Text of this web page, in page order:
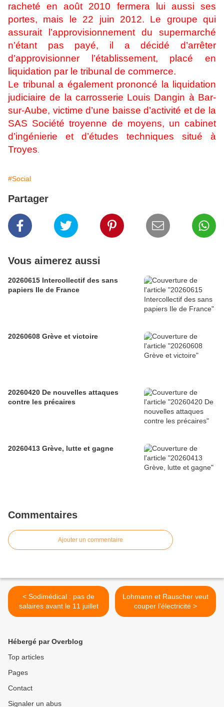
racheté en août 2010 fermera lui aussi ses
portes, mais le 22 juin 2012. Le groupe qui
assurait l’approvisionnement du supermarché
n’étant pas payé, il a décidé d’arrêter
d’approvisionner l’établissement, placé en
liquidation par le tribunal de commerce.
Le tribunal a également prononcé la liquidation
judiciaire de la carrosserie Louis Dangin à Bar-
sur-Aube, victime d’une baisse d’activité et de la
SAS Société troyenne de moyens, un cabinet
d’ingénierie et d’études techniques situé à
Troyes
#Social
Partager
Vous aimerez aussi
20260615 Intercollectif des sans
papiers Ile de France
20260608 Grève et victoire
20260420 De nouvelles attaques
contre les précaires
20260413 Grève, lutte et gagne
Commentaires
Ajouter un commentaire
< Sodimédical : pas de
salaires avant le 11 juillet
Lohmann et Rauscher veut
couper l’électricité >
Hébergé par Overblog
Top articles
Pages
Contact
Signaler un abus